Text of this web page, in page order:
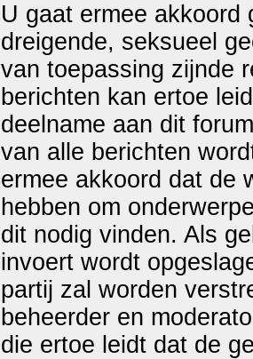
U gaat ermee akkoord
dreigende, seksueel
van toepassing zijnde
berichten kan ertoe
deelname aan dit
van alle berichten
ermee akkoord dat de
hebben om
dit nodig vinden. Als
invoert wordt
partij zal worden
beheerder en
die ertoe leidt dat de